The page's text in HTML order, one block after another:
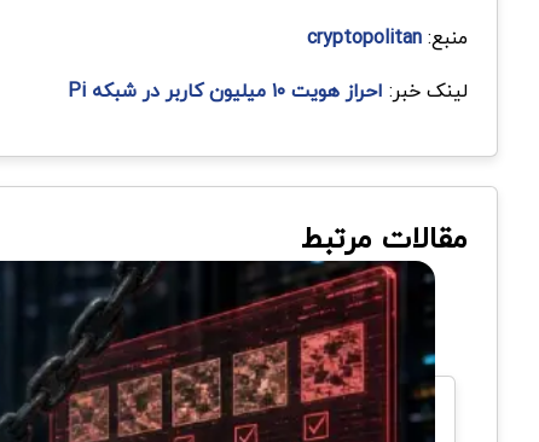
منبع:cryptopolitan
لینک خبر: احراز هویت ۱۰ میلیون کاربر در شبکه Pi
مقالات مرتبط